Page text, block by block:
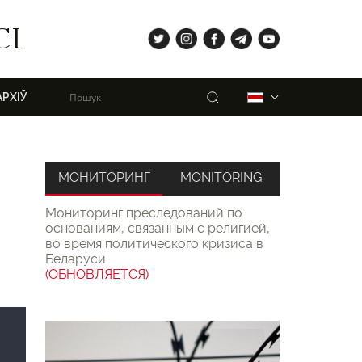
Пошук
tw ig fb tg yt
МОНИТОРИНГ
Мониторинг преследований по
основаниям, связанным с религией,
во время политического кризиса в
Беларуси
(ОБНОВЛЯЕТСЯ)
MONITORING